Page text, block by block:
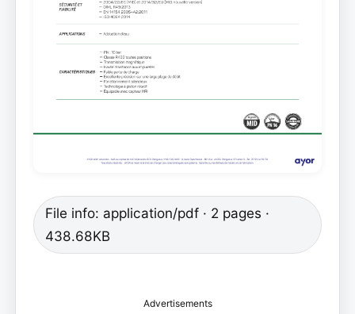
File info: application/pdf · 2 pages ·
438.68KB
Advertisements